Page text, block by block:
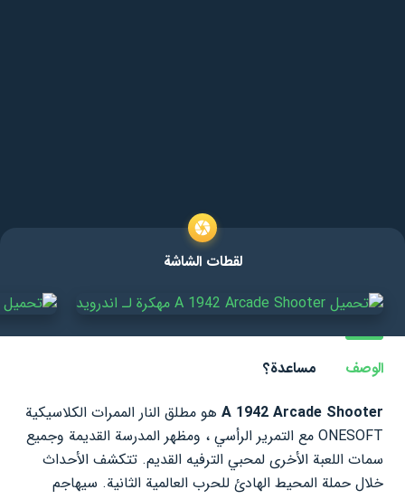
لقطات الشاشة
الوصف
مساعدة؟
A 1942 Arcade Shooter هو مطلق النار الممرات الكلاسيكية
ONESOFT مع التمرير الرأسي ، ومظهر المدرسة القديمة وجميع
سمات اللعبة الأخرى لمحبي الترفيه القديم. تتكشف الأحداث
خلال حملة المحيط الهادئ للحرب العالمية الثانية. سيهاجم